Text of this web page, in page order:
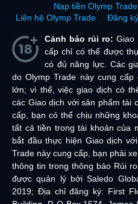
Nạp tiền Olymp Trade
Liên hệ Olymp Trade
Đăng
Cảnh báo rủi ro: Giao
cấp chỉ có thể được
có đủ năng lực. Các
do Olymp Trade này cung
lớn; vì thế, việc giao dịch có
các Giao dịch với sản phẩm tài
cấp, bạn có thể chịu những
tất cả tiền trong tài khoản của
bắt đầu thực hiện Giao dịch
Trade này cung cấp, bạn phải
thông tin trong thông báo Rủi
được quản lý bởi Saledo
2019; Địa chỉ đăng ký: First